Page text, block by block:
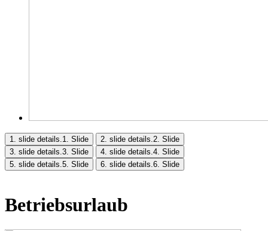
1. slide details.1. Slide 2. slide details.2. Slide
3. slide details.3. Slide 4. slide details.4. Slide
5. slide details.5. Slide 6. slide details.6. Slide
Betriebsurlaub